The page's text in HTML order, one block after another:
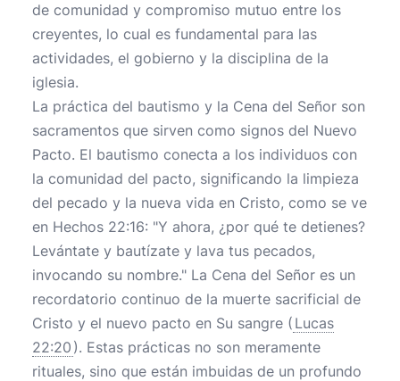
de comunidad y compromiso mutuo entre los
creyentes, lo cual es fundamental para las
actividades, el gobierno y la disciplina de la
iglesia.
La práctica del bautismo y la Cena del Señor son
sacramentos que sirven como signos del Nuevo
Pacto. El bautismo conecta a los individuos con
la comunidad del pacto, significando la limpieza
del pecado y la nueva vida en Cristo, como se ve
en Hechos 22:16: "Y ahora, ¿por qué te detienes?
Levántate y bautízate y lava tus pecados,
invocando su nombre." La Cena del Señor es un
recordatorio continuo de la muerte sacrificial de
Cristo y el nuevo pacto en Su sangre ( Lucas
22:20 ). Estas prácticas no son meramente
rituales, sino que están imbuidas de un profundo